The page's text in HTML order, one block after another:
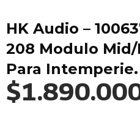
HK Audio –
208 Modulo Mid/
Para Intemperie.
$